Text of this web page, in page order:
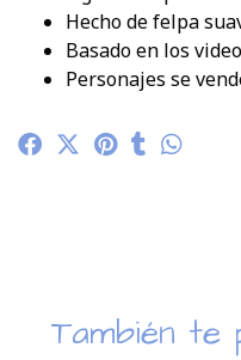
Hecho de felpa
Basado en los
Personajes se
También te